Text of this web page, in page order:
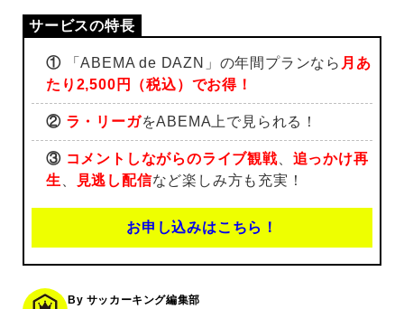
①「ABEMA de DAZN」の年間プランなら 月あ
たり2,500円（税込）でお得！
② ラ・リーガをABEMA上で見られる！
③ コメントしながらのライブ観戦、 追っかけ再
生
見逃し配信など楽しみ方も充実！
お申し込みはこちら！
By サッカーキング編集部